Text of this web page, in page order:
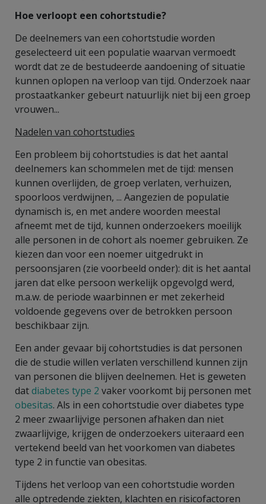
Hoe verloopt een cohortstudie?
De deelnemers van een cohortstudie worden
geselecteerd uit een populatie waarvan vermoedt
wordt dat ze de bestudeerde aandoening of situatie
kunnen oplopen na verloop van tijd. Onderzoek naar
prostaatkanker gebeurt natuurlijk niet bij een groep
vrouwen...
Nadelen van cohortstudies
Een probleem bij cohortstudies is dat het aantal
deelnemers kan schommelen met de tijd: mensen
kunnen overlijden, de groep verlaten, verhuizen,
spoorloos verdwijnen, ... Aangezien de populatie
dynamisch is, en met andere woorden meestal
afneemt met de tijd, kunnen onderzoekers moeilijk
alle personen in de cohort als noemer gebruiken. Ze
kiezen dan voor een noemer uitgedrukt in
persoonsjaren (zie voorbeeld onder): dit is het aantal
jaren dat elke persoon werkelijk opgevolgd werd,
m.a.w. de periode waarbinnen er met zekerheid
voldoende gegevens over de betrokken persoon
beschikbaar zijn.
Een ander gevaar bij cohortstudies is dat personen
die de studie willen verlaten verschillend kunnen zijn
van personen die blijven deelnemen. Het is geweten
datdiabetes type 2 vaker voorkomt bij personen met
obesitas. Als in een cohortstudie over diabetes type
2 meer zwaarlijvige personen afhaken dan niet
zwaarlijvige, krijgen de onderzoekers uiteraard een
vertekend beeld van het voorkomen van diabetes
type 2 in functie van obesitas.
Tijdens het verloop van een cohortstudie worden
alle optredende ziekten, klachten en risicofactoren